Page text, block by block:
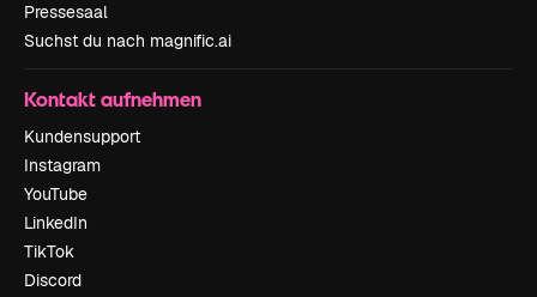
Pressesaal
Suchst du nach magnific.ai
Kontakt aufnehmen
Kundensupport
Instagram
YouTube
LinkedIn
TikTok
Discord